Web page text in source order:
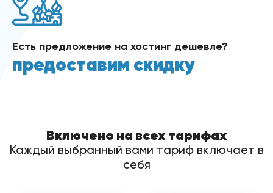
Есть предложение на хостинг дешевле?
предоставим скидку
Включено на всех тарифах
Каждый выбранный вами тариф включает в
себя